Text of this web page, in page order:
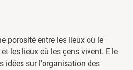
porosité entre les lieux où le
les lieux où les gens vivent. Elle
idées sur l'organisation des